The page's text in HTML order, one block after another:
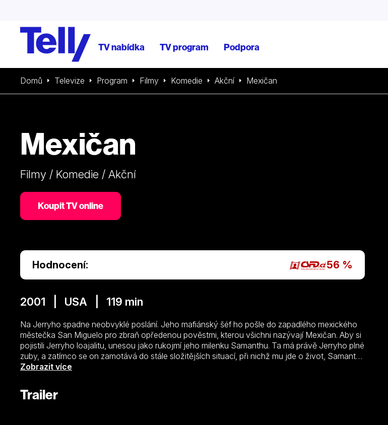
TV nabídka TV program Podpora
Domů Televize Program Filmy Komedie Akční Mexičan
Mexičan
Filmy / Komedie / Akční
Koupit TV online
Hodnocení: 56 %
2001 | USA | 119 min
Na Jerryho spadne neobvyklé poslání. Jeho mafiánský šéf ho pošle do zapadlého mexického
městečka San Miguelo pro zbraň opředenou pověstmi, kterou všichni nazývají Mexičan. Aby si
pojistili Jerryho loajalitu, unesou jako rukojmí jeho milenku Samanthu. Ta má právě Jerryho plné
zuby, a zatímco se on zamotává do stále složitějších situací, při nichž mu jde o život, Samantha
se pomalu sbližuje se svým únoscem Leroyem. Ten ovšem nachází zalíbení spíše v opačném
má… B. Pitt a J. Robertsová na bláznivé cestě Mexikem!
Zobrazit více
Trailer